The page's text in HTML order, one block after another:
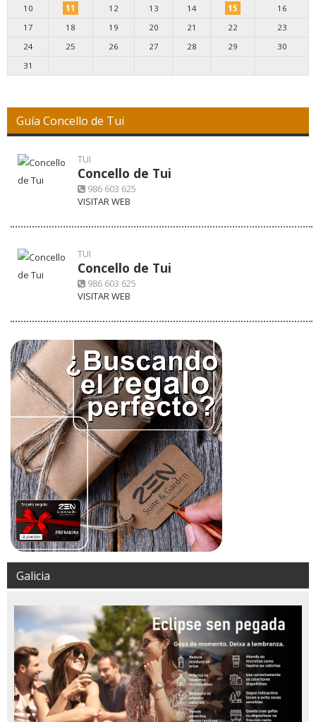
10
11 12 13 14 15
16
17
18 19 20 21 22
23
24
25 26 27 28 29
30
31
Guía Concello de Tui
TUI
Concello de Tui
986 603 625
VISITAR WEB
TUI
Concello de Tui
986 603 625
VISITAR WEB
Galicia